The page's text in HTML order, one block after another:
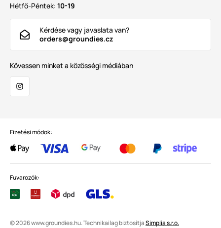
Hétfő-Péntek: 10-19
Kérdése vagy javaslata van?
orders@groundies.cz
Kövessen minket a közösségi médiában
Fizetési módok:
Fuvarozók:
© 2026 www.groundies.hu. Technikailag biztosítjaSimplia s.r.o.